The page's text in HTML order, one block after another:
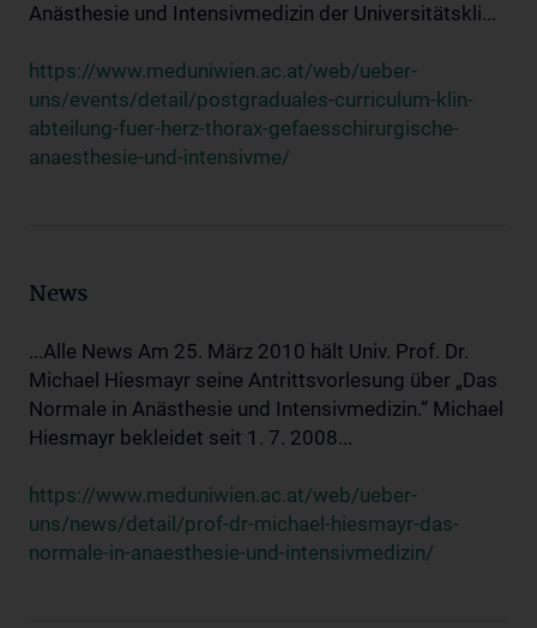
Anästhesie und Intensivmedizin der Universitätskli...
https://www.meduniwien.ac.at/web/ueber-
uns/events/detail/postgraduales-curriculum-klin-
abteilung-fuer-herz-thorax-gefaesschirurgische-
anaesthesie-und-intensivme/
News
...Alle News Am 25. März 2010 hält Univ. Prof. Dr.
Michael Hiesmayr seine Antrittsvorlesung über „Das
Normale in Anästhesie und Intensivmedizin.“ Michael
Hiesmayr bekleidet seit 1. 7. 2008...
https://www.meduniwien.ac.at/web/ueber-
uns/news/detail/prof-dr-michael-hiesmayr-das-
normale-in-anaesthesie-und-intensivmedizin/